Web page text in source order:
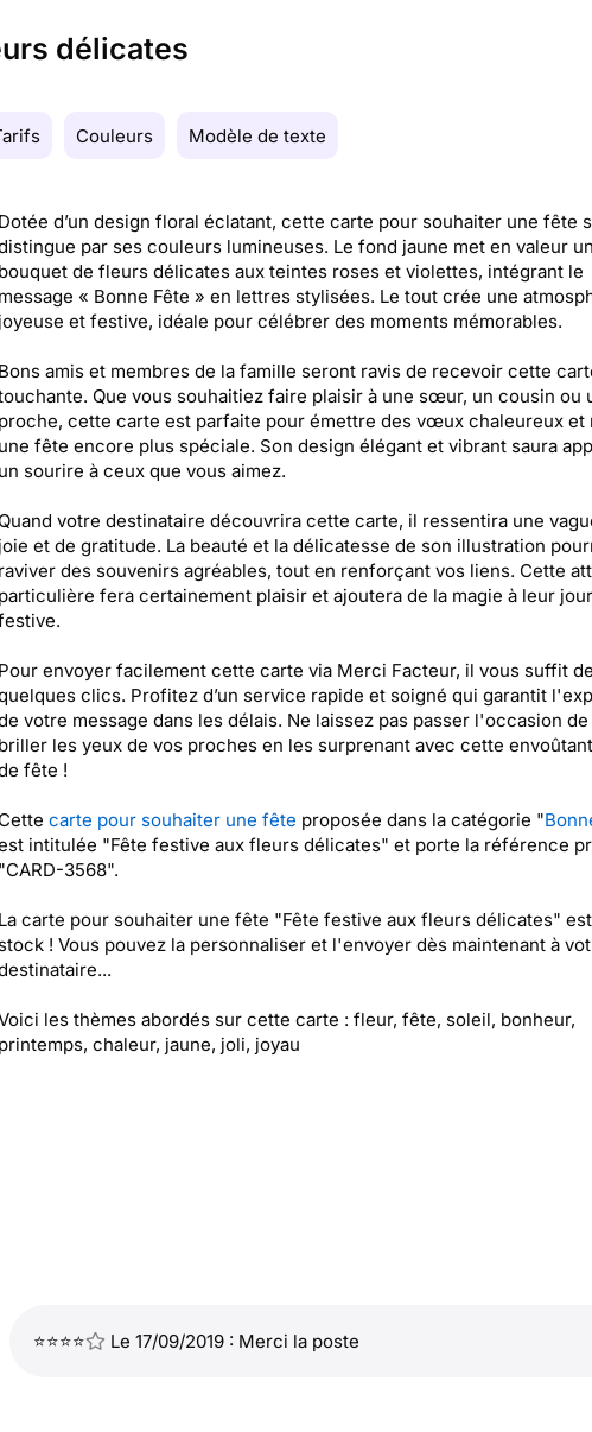
délicates
Couleurs Modèle de texte
Dotée d’un design floral éclatant, cette carte pour souhaiter une fête
par ses couleurs lumineuses. Le fond jaune met en valeur un
bouquet de fleurs délicates aux teintes roses et violettes, intégrant le
message « Bonne Fête » en lettres stylisées. Le tout crée une
joyeuse et festive, idéale pour célébrer des moments mémorables.
Bons amis et membres de la famille seront ravis de recevoir cette
Que vous souhaitiez faire plaisir à une sœur, un cousin ou
proche, cette carte est parfaite pour émettre des vœux chaleureux et
une fête encore plus spéciale. Son design élégant et vibrant saura
un sourire à ceux que vous aimez.
Quand votre destinataire découvrira cette carte, il ressentira une
joie et de gratitude. La beauté et la délicatesse de son illustration
raviver des souvenirs agréables, tout en renforçant vos liens. Cette
particulière fera certainement plaisir et ajoutera de la magie à leur
Pour envoyer facilement cette carte via Merci Facteur, il vous suffit de
clics. Profitez d’un service rapide et soigné qui garantit
votre message dans les délais. Ne laissez pas passer l'occasion
briller les yeux de vos proches en les surprenant avec cette
fête !
Cette carte pour souhaiter une fête proposée dans la catégorie "
intitulée "Fête festive aux fleurs délicates" et porte la référence
"CARD-3568".
La carte pour souhaiter une fête "Fête festive aux fleurs délicates"
stock ! Vous pouvez la personnaliser et l'envoyer dès maintenant à
les thèmes abordés sur cette carte : fleur, fête, soleil, bonheur,
printemps, chaleur, jaune, joli, joyau
⭐⭐⭐⭐ Le 17/09/2019 : Merci la poste